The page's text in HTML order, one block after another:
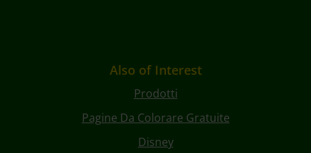
Also of Interest
Prodotti
Pagine Da Colorare Gratuite
Disney